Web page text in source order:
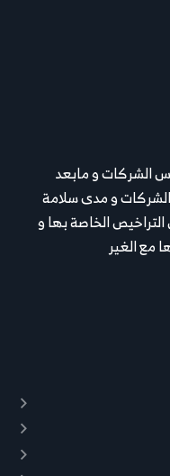
الشركات و مابعد
و مدى سلامة
الخاصة بها و
مع الغير